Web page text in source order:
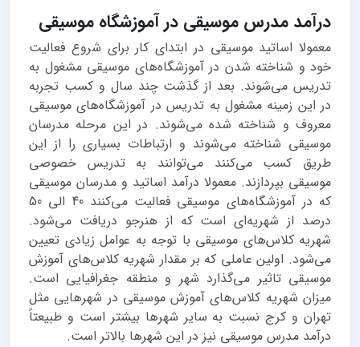
درآمد مدرس موسیقی در آموزشگاه موسیقی
معمولا اساتید موسیقی در ابتدای کار برای شروع فعالیت
خود و شناخته شدن در آموزشگاه‌های موسیقی مشغول به
تدریس می‌شوند. بعد از گذشت چند سال و کسب تجربه
در این زمینه مشغول به تدریس در آموزشگاه‌های موسیقی
معروف و شناخته شده می‌شوند. در این مرحله مدرسان
موسیقی شناخته می‌شوند و ارتباطات بسیاری را از این
طریق کسب می‌کنند می‌توانند به تدریس خصوصی
موسیقی بپردازند. معمولا درآمد اساتید و مدرسان موسیقی
که در آموزشگاه‌های موسیقی فعالیت می‌کنند 40 الی 50
درصد از شهریه‌ای است که از هنرجو دریافت می‌شود.
شهریه کلاس‌های موسیقی با توجه به عوامل زیادی تعیین
می‌شود. اولین عاملی که بر مقدار شهریه کلاس‌های آموزش
موسیقی تاثیر می‌گذارد شهر و منطقه جغرافیایی است.
میزان شهریه کلاس‌های آموزش موسیقی در شهرهایی مثل
تهران و کرج نسبت به سایر شهرها بیشتر است و طبیعتاً
درآمد مدرس موسیقی نیز در این شهرها بالاتر است.